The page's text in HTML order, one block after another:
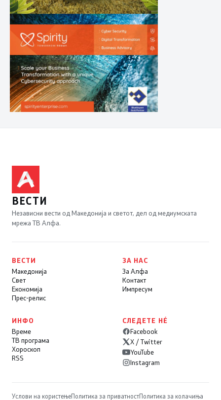
ВЕСТИ
Независни вести од Македонија и светот, дел од медиумската
мрежа ТВ Алфа.
ВЕСТИ
Македонија
Свет
Економија
Прес-релис
ЗА НАС
За Алфа
Контакт
Импресум
ИНФО
Време
ТВ програма
Хороскоп
RSS
СЛЕДЕТЕ НÉ
Facebook
X / Twitter
YouTube
Instagram
Услови на користењеПолитика за приватностПолитика за колачиња